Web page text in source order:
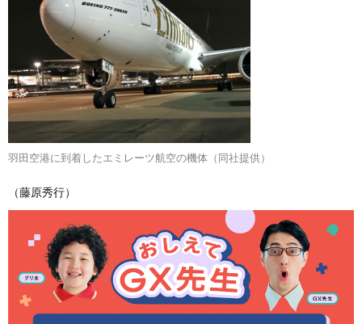
羽田空港に到着したエミレーツ航空の機体（同社提供）
（藤原秀行）